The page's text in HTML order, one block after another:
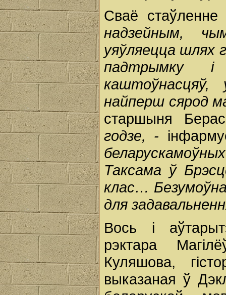
Сваё
надзейным,
уяўляецца шлях
падтрымку і
найперш сярод
старшыня
годзе, -
Таксама ў
клас…
для
Вось і
рэктара
Куляшова,
выказаная ў